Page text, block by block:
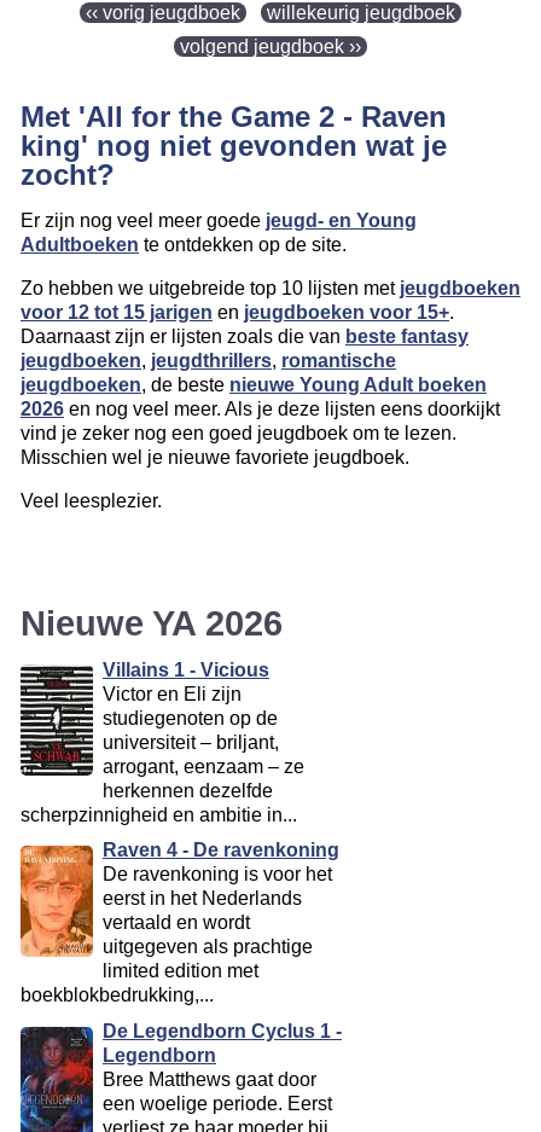
‹‹ vorig jeugdboek
willekeurig jeugdboek
volgend jeugdboek ››
Met 'All for the Game 2 - Raven
king' nog niet gevonden wat je
zocht?
Er zijn nog veel meer goede jeugd- en Young
Adultboeken te ontdekken op de site.
Zo hebben we uitgebreide top 10 lijsten met jeugdboeken
voor 12 tot 15 jarigen en jeugdboeken voor 15+.
Daarnaast zijn er lijsten zoals die van beste fantasy
jeugdboeken, jeugdthrillers, romantische
jeugdboeken, de beste nieuwe Young Adult boeken
2026 en nog veel meer. Als je deze lijsten eens doorkijkt
vind je zeker nog een goed jeugdboek om te lezen.
Misschien wel je nieuwe favoriete jeugdboek.
Veel leesplezier.
Nieuwe YA 2026
Villains 1 - Vicious
Victor en Eli zijn
studiegenoten op de
universiteit – briljant,
arrogant, eenzaam – ze
herkennen dezelfde
scherpzinnigheid en ambitie in...
Raven 4 - De ravenkoning
De ravenkoning is voor het
eerst in het Nederlands
vertaald en wordt
uitgegeven als prachtige
limited edition met
boekblokbedrukking,...
De Legendborn Cyclus 1 -
Legendborn
Bree Matthews gaat door
een woelige periode. Eerst
verliest ze haar moeder bij